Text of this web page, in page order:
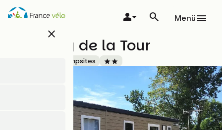
Direkt
zum
close
Menü
Camping de la Tour
Campsites